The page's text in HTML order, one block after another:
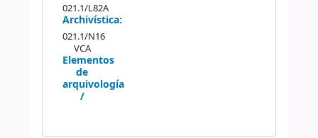
021.1/L82A
Archivística:
021.1/N16
VCA
Elementos
de
arquivología
/